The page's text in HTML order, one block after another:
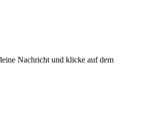
Nachricht und klicke auf dem